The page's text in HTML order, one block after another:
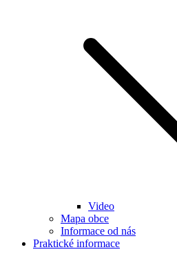
Video
Mapa obce
Informace od nás
Praktické informace